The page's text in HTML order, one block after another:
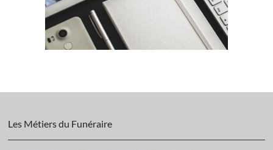
Les Métiers du Funéraire